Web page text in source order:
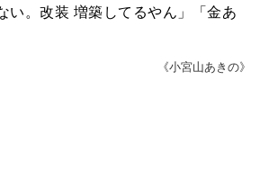
。改装 増築してるやん」「金あ
《小宮山あきの》